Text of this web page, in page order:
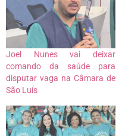
Joel Nunes vai deixar
comando da saúde para
disputar vaga na Câmara de
São Luís